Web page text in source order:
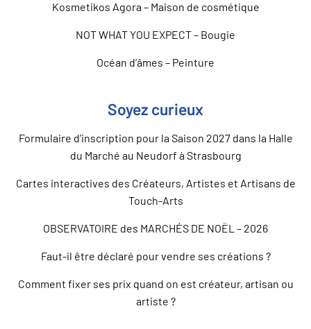
Kosmetikos Agora – Maison de cosmétique
NOT WHAT YOU EXPECT – Bougie
Océan d’âmes – Peinture
Soyez curieux
Formulaire d’inscription pour la Saison 2027 dans la Halle
du Marché au Neudorf à Strasbourg
Cartes interactives des Créateurs, Artistes et Artisans de
Touch-Arts
OBSERVATOIRE des MARCHÉS DE NOËL – 2026
Faut-il être déclaré pour vendre ses créations ?
Comment fixer ses prix quand on est créateur, artisan ou
artiste ?